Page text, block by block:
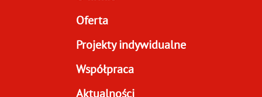
Oferta
Projekty indywidualne
Współpraca
Aktualności